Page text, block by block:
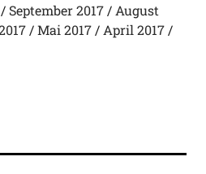
September 2017
August
Mai 2017
April 2017